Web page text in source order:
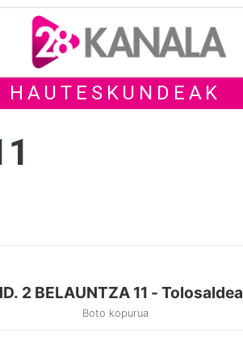
HAUTESKUNDEAK
2 BELAUNTZA 11 - Tolosaldea
Boto kopurua